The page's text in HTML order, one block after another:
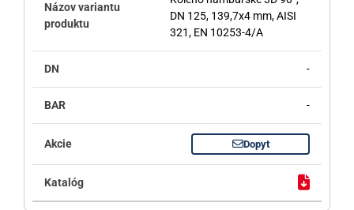
DN 125, 139,7x4 mm, AISI
321, EN 10253-4/A
-
-
Dopyt